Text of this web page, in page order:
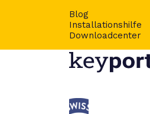
Blog
Installationshilfe
Downloadcenter